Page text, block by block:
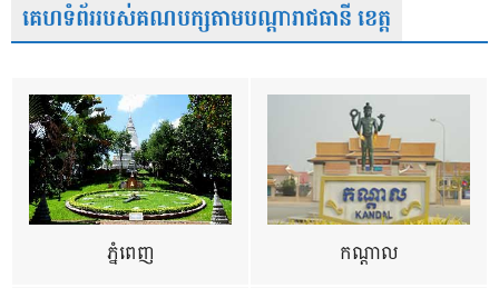
គេហទំព័ររបស់គណបក្សតាមបណ្តារាជធានី ខេត្ត
ភ្នំពេញ កណ្តាល